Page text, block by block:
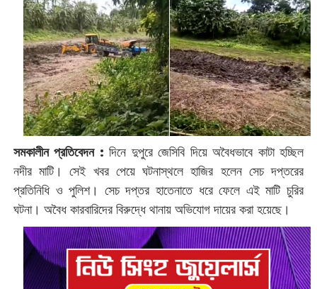
সমকালীন প্রতিবেদন : দিনে দুপুরে জেসিবি দিয়ে অবৈধভাবে কাটা হচ্ছিল
নদীর মাটি। সেই খবর পেয়ে ঘটনাস্থলে হাজির হলেন সেচ দপ্তরের
প্রতিনিধি ও পুলিশ। সেচ দপ্তর হাতেনাতে ধরে ফেলে এই মাটি চুরির
ঘটনা। অবৈধ কারবারিদের বিরুদ্ধে থানায় অভিযোগ দায়ের করা হয়েছে।